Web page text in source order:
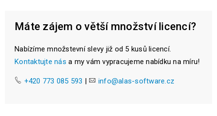
Máte zájem o větší množství licencí?
Nabízíme množstevní slevy již od 5 kusů licencí.
Kontaktujte nás a my vám vypracujeme nabídku na míru!
+420 773 085 593 info@alas-software.cz